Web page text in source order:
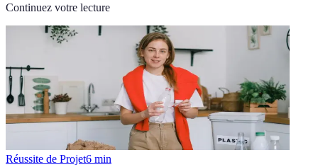
Continuez votre lecture
Réussite de Projet6 min